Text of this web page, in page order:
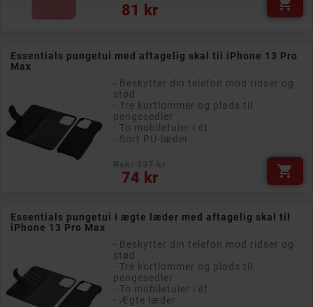
81 kr
Pris 
Essentials pungetui med aftagelig skal til iPhone 13 Pro
Max
- Beskytter din telefon mod ridser og
stød
- Tre kortlommer og plads til
pengesedler
- To mobiletuier i ét
- Sort PU-læder
74 kr
Pris 
Essentials pungetui i ægte læder med aftagelig skal til
iPhone 13 Pro Max
- Beskytter din telefon mod ridser og
stød
- Tre kortlommer og plads til
pengesedler
- To mobiletuier i ét
- Ægte læder